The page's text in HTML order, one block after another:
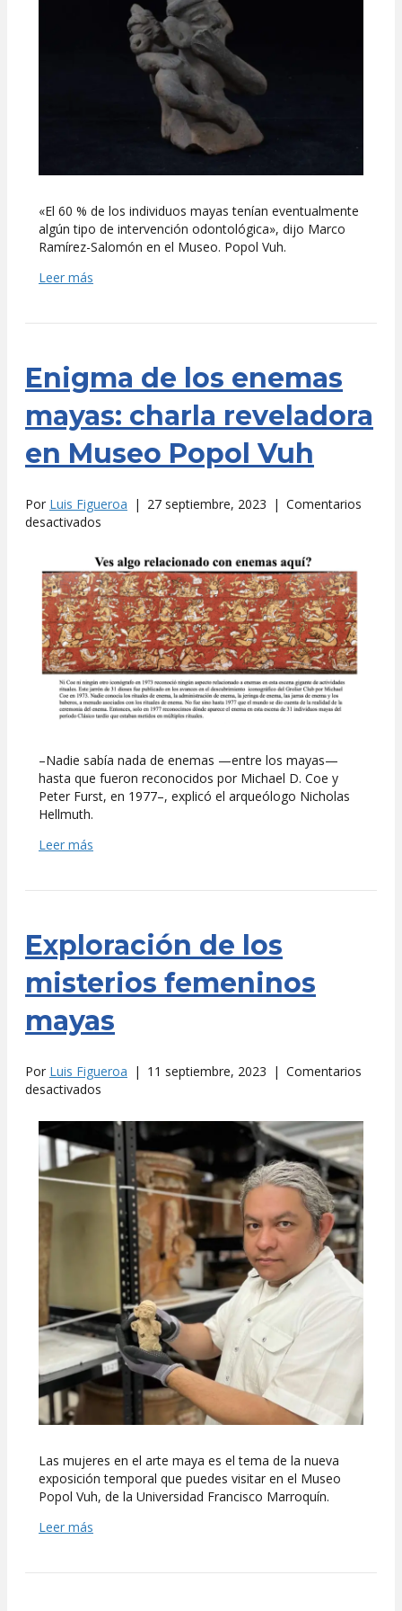
sonrisa,
odontología
descubierto
«El 60 % de los individuos mayas tenían eventualmente
algún tipo de intervención odontológica», dijo Marco
Ramírez-Salomón en el Museo. Popol Vuh.
Leer más
Enigma de los enemas
mayas: charla reveladora
en Museo Popol Vuh
Por Luis Figueroa | 27 septiembre, 2023 | Comentarios
desactivados
de
los
enemas
mayas:
charla
reveladora
en
Museo
Popol
Vuh
–Nadie sabía nada de enemas —entre los mayas—
hasta que fueron reconocidos por Michael D. Coe y
Peter Furst, en 1977–, explicó el arqueólogo Nicholas
Hellmuth.
Leer más
Exploración de los
misterios femeninos
mayas
Por Luis Figueroa | 11 septiembre, 2023 | Comentarios
desactivados
de
los
misterios
femeninos
mayas
Las mujeres en el arte maya es el tema de la nueva
exposición temporal que puedes visitar en el Museo
Popol Vuh, de la Universidad Francisco Marroquín.
Leer más